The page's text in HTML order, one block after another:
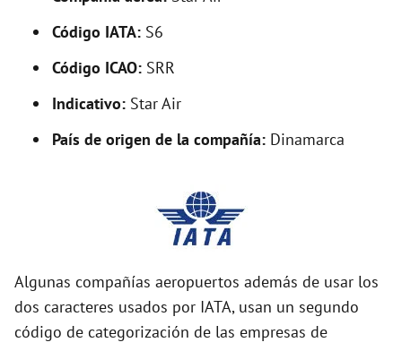
Código IATA: S6
Código ICAO: SRR
Indicativo: Star Air
País de origen de la compañía: Dinamarca
Algunas compañías aeropuertos además de usar los
dos caracteres usados por IATA, usan un segundo
código de categorización de las empresas de